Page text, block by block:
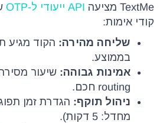
TextMe מציעה API ייעודי ל-OTP
קודי אימות:
שליחה מהירה:
בממוצע.
אמינות גבוהה:
routing חכם.
ניהול תוקף: הגדרת זמן
מחדל: 5 דקות).